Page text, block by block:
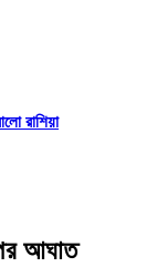
রাশিয়া
আঘাত